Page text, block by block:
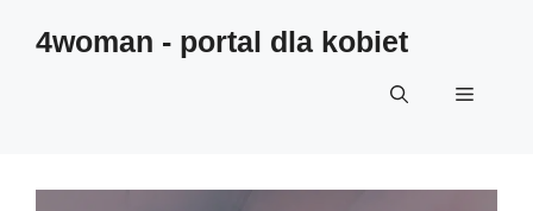
4woman - portal dla kobiet